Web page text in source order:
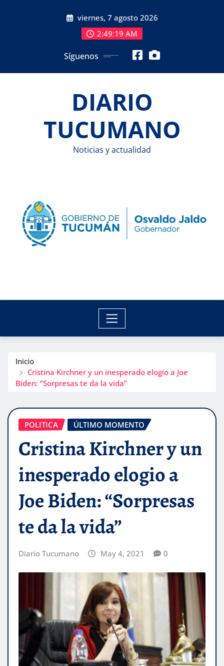
viernes, 7 agosto 2026
2:49:21 AM
Síguenos
DIARIO
TUCUMANO
Noticias y actualidad
Inicio
Cristina Kirchner y un inesperado elogio a Joe
Biden: “Sorpresas te da la vida”
POLITICA ÚLTIMO MOMENTO
Cristina Kirchner y un
inesperado elogio a
Joe Biden: “Sorpresas
te da la vida”
Diario Tucumano May 4, 2021 0